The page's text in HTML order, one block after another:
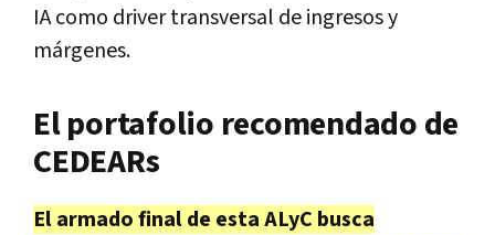
IAcomo driver transversal de ingresos y
márgenes.
El portafolio recomendado de
CEDEARs
El armado final de esta ALyC busca